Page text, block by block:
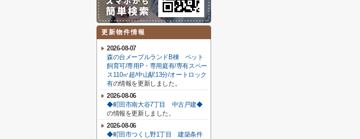
更新物件情報
2026-08-07
森の台メープルランドB棟 ペット
飼育可/専用P・専用庭有/専有スペー
ス110㎡超/中山駅13分/オートロック
有の情報を更新しました。
2026-08-06
◆町田市南大谷7丁目 中古戸建◆
の情報を更新しました。
2026-08-06
◆町田市つくし野1丁目 建築条件